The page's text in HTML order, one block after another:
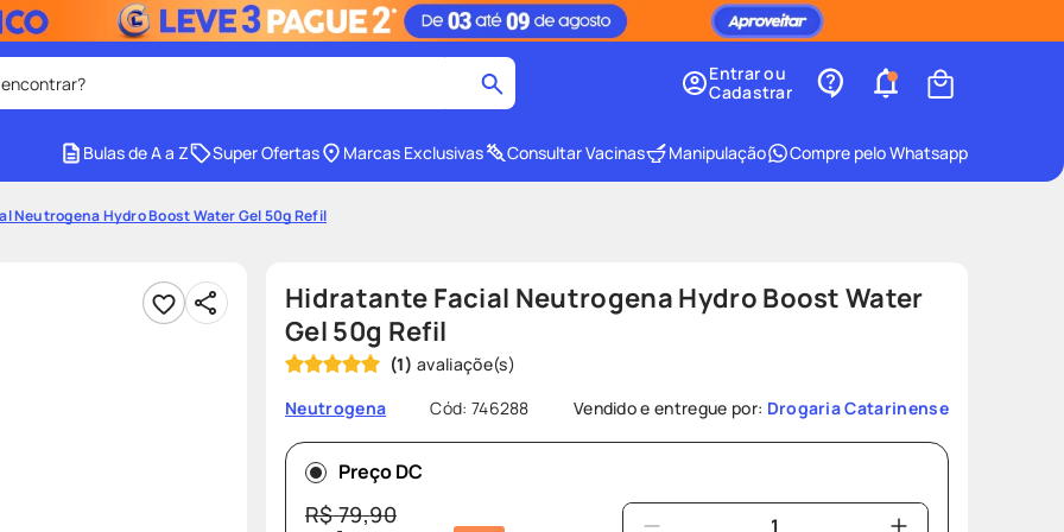
4º tadalafila
8º desodorante
teste gravidez
Entrar ou
Cadastrar
Bulas de A a Z Super Ofertas Marcas Exclusivas Consultar Vacinas Manipulação Compre pelo Whatsapp
Neutrogena Hydro Boost Water Gel 50g Refil
Hidratante Facial Neutrogena Hydro Boost Water
Gel 50g Refil
(1)
Neutrogena
Cód: 746288 Vendido e entregue por: Drogaria Catarinense
Preço DC
R$79,90